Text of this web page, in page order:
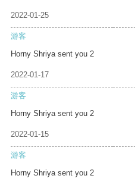
2022-01-25
游客
Horny Shriya sent you 2
2022-01-17
游客
Horny Shriya sent you 2
2022-01-15
游客
Horny Shriya sent you 2